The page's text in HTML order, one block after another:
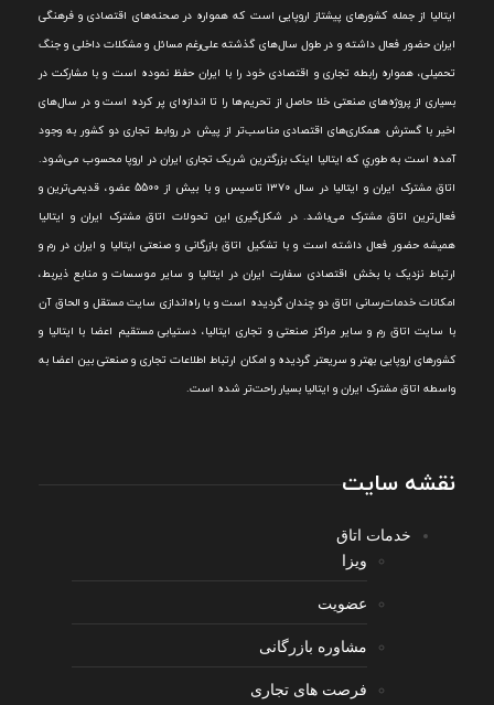
ايتاليا از جمله کشورهای پيشتاز اروپایی است که همواره در صحنه‌های اقتصادی و فرهنگی
ايران حضور فعال داشته و در طول سال‌های گذشته علی‌رغم مسائل و مشکلات داخلی و جنگ
تحميلی، همواره رابطه تجاری و اقتصادی خود را با ايران حفظ نموده است و با مشارکت در
بسياری از پروژه‌های صنعتی خلا حاصل از تحريم‌ها را تا اندازه‌ای پر کرده است و در سال‌های
اخير با گسترش همکاری‌های اقتصادی مناسب‌تر از پيش در روابط تجاری دو کشور به وجود
آمده است به طوري که ايتاليا اينک بزرگترين شريک تجاری ايران در اروپا محسوب می‌شود.
اتاق مشترک ایران و ایتالیا در سال ۱۳۷۰ تاسیس و با بیش از 5500 عضو، قدیمی‌ترین و
فعال‌ترین اتاق مشترک می‌باشد.در شکل‌گيری اين تحولات اتاق مشترک ايران و ايتاليا
هميشه حضور فعال داشته است و با تشکيل اتاق بازرگانی و صنعتی ايتاليا و ايران در رم و
ارتباط نزديک با بخش اقتصادی سفارت ايران در ايتاليا و ساير موسسات و منابع ذيربط،
امکانات خدمات‌رسانی اتاق دو چندان گرديده است و با راه‌اندازی سايت مستقل و الحاق آن
با سايت اتاق رم و ساير مراکز صنعتی و تجاری ايتاليا، دستيابی مستقيم اعضا با ايتاليا و
کشورهای اروپایی بهتر و سريعتر گرديده و امکان ارتباط اطلاعات تجاری و صنعتی بين اعضا به
واسطه اتاق مشترک ایران و ایتالیا بسیار راحت‌تر شده است.
نقشه سایت
خدمات اتاق
ویزا
عضویت
مشاوره بازرگانی
فرصت های تجاری